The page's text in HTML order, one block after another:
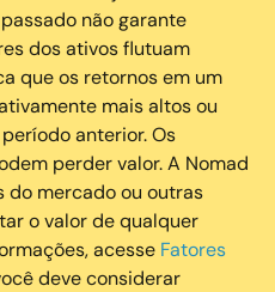
não garante
dos ativos flutuam
que os retornos em um
mais altos ou
anterior. Os
perder valor. A Nomad
do mercado ou outras
o valor de qualquer
acesse Fatores
deve considerar